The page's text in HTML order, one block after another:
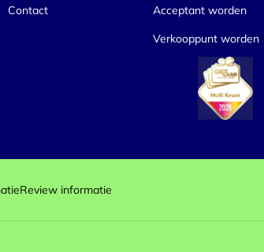
Contact
Acceptant worden
Verkooppunt worden
Review informatie